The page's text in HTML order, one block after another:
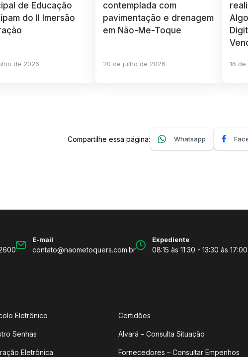
de Educação
do II Imersão
de 2026
contemplada com
pavimentação e drenagem
em Não-Me-Toque
20 de julho de 2026 16
Compartilhe essa página: Whatsapp
E-mail
contato@naometoquers.com.br
Expediente
08:15 às 11:30 - 13:30 às 17:00
Eletrônico
Senhas
Eletrônica
Certidões
Alvará – Consulta Situação
Fornecedores – Consultar Empenhos